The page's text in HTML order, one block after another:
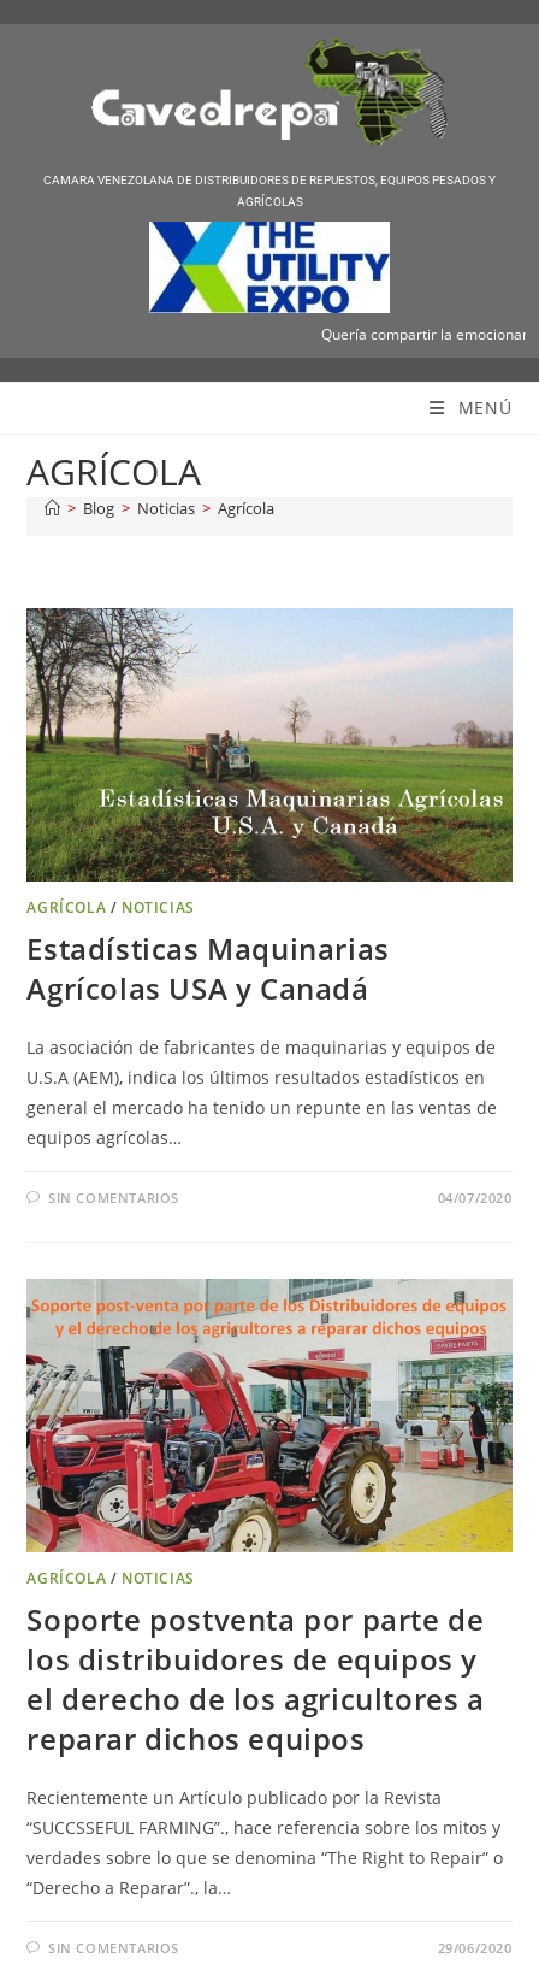
CAMARA VENEZOLANA DE DISTRIBUIDORES DE REPUESTOS, EQUIPOS PESADOS Y
AGRÍCOLAS
Quería compartir la emocionante
MENÚ
AGRÍCOLA
> Blog > Noticias > Agrícola
AGRÍCOLA / NOTICIAS
Estadísticas Maquinarias
Agrícolas USA y Canadá
La asociación de fabricantes de maquinarias y equipos de
U.S.A (AEM), indica los últimos resultados estadísticos en
general el mercado ha tenido un repunte en las ventas de
equipos agrícolas…
SIN COMENTARIOS 04/07/2020
AGRÍCOLA / NOTICIAS
Soporte postventa por parte de
los distribuidores de equipos y
el derecho de los agricultores a
reparar dichos equipos
Recientemente un Artículo publicado por la Revista
“SUCCSSEFUL FARMING”., hace referencia sobre los mitos y
verdades sobre lo que se denomina “The Right to Repair” o
“Derecho a Reparar”., la…
SIN COMENTARIOS 29/06/2020